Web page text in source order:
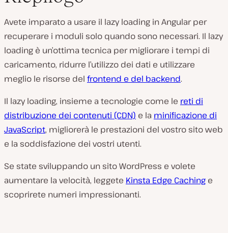
Avete imparato a usare il lazy loading in Angular per
recuperare i moduli solo quando sono necessari. Il lazy
loading è un’ottima tecnica per migliorare i tempi di
caricamento, ridurre l’utilizzo dei dati e utilizzare
meglio le risorse del frontend e del backend.
Il lazy loading, insieme a tecnologie come le reti di
distribuzione dei contenuti (CDN) e la minificazione di
JavaScript, migliorerà le prestazioni del vostro sito web
e la soddisfazione dei vostri utenti.
Se state sviluppando un sito WordPress e volete
aumentare la velocità, leggete Kinsta Edge Caching e
scoprirete numeri impressionanti.